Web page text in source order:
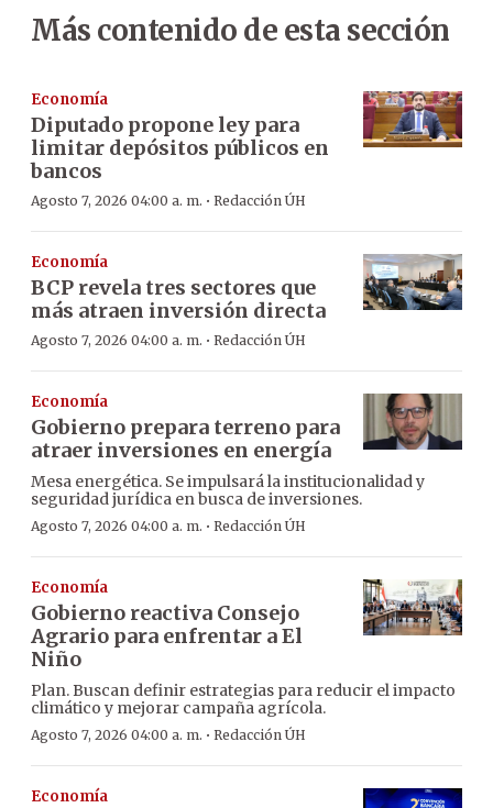
Más contenido de esta sección
Economía
Diputado propone ley para
limitar depósitos públicos en
bancos
Agosto 7, 2026 04:00 a. m. · Redacción ÚH
Economía
BCP revela tres sectores que
más atraen inversión directa
Agosto 7, 2026 04:00 a. m. · Redacción ÚH
Economía
Gobierno prepara terreno para
atraer inversiones en energía
Mesa energética. Se impulsará la institucionalidad y
seguridad jurídica en busca de inversiones.
Agosto 7, 2026 04:00 a. m. · Redacción ÚH
Economía
Gobierno reactiva Consejo
Agrario para enfrentar a El
Niño
Plan. Buscan definir estrategias para reducir el impacto
climático y mejorar campaña agrícola.
Agosto 7, 2026 04:00 a. m. · Redacción ÚH
Economía